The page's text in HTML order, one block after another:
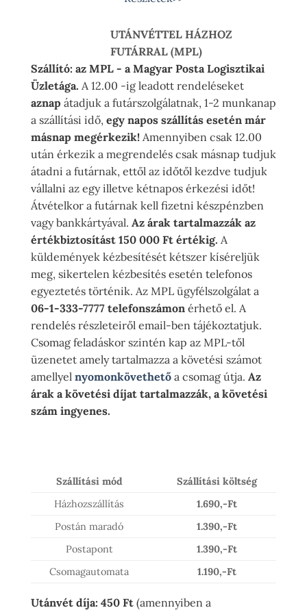
UTÁNVÉTTEL HÁZHOZ
FUTÁRRAL (MPL)
Szállító: az MPL - a Magyar Posta Logisztikai
Üzletága. A 12.00 -ig leadott rendeléseket
aznap átadjuk a futárszolgálatnak, 1-2 munkanap
a szállítási idő, egy napos szállítás esetén már
másnap megérkezik! Amennyiben csak 12.00
után érkezik a megrendelés csak másnap tudjuk
átadni a futárnak, ettől az időtől kezdve tudjuk
vállalni az egy illetve kétnapos érkezési időt!
Átvételkor a futárnak kell fizetni készpénzben
vagy bankkártyával. Az árak tartalmazzák az
értékbiztosítást 150 000 Ft értékig. A
küldemények kézbesítését kétszer kíséreljük
meg, sikertelen kézbesítés esetén telefonos
egyeztetés történik. Az MPL ügyfélszolgálat a
06-1-333-7777 telefonszámonérhető el. A
rendelés részleteiről email-ben tájékoztatjuk.
Csomag feladáskor szintén kap az MPL-től
üzenetet amely tartalmazza a követési számot
amellyel nyomonkövethetőa csomag útja. Az
árak a követési díjat tartalmazzák, a követési
szám ingyenes.
Szállítási mód
Szállítási költség
Házhozszállítás
1.690,-Ft
Postán maradó
1.390,-Ft
Postapont
1.390,-Ft
Csomagautomata
1.190,-Ft
Utánvét díja: 450 Ft (amennyiben a